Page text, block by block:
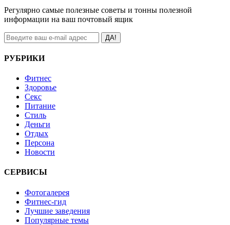
Регулярно самые полезные советы и тонны полезной
информации на ваш почтовый ящик
ДА!
РУБРИКИ
Фитнес
Здоровье
Секс
Питание
Стиль
Деньги
Отдых
Персона
Новости
СЕРВИСЫ
Фотогалерея
Фитнес-гид
Лучшие заведения
Популярные темы